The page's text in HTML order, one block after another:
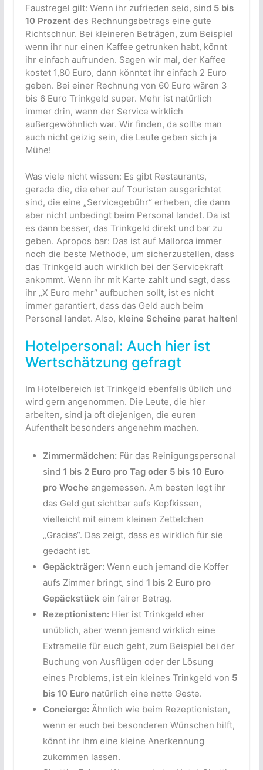
Faustregel gilt: Wenn ihr zufrieden seid, sind 5 bis
10 Prozent des Rechnungsbetrags eine gute
Richtschnur. Bei kleineren Beträgen, zum Beispiel
wenn ihr nur einen Kaffee getrunken habt, könnt
ihr einfach aufrunden. Sagen wir mal, der Kaffee
kostet 1,80 Euro, dann könntet ihr einfach 2 Euro
geben. Bei einer Rechnung von 60 Euro wären 3
bis 6 Euro Trinkgeld super. Mehr ist natürlich
immer drin, wenn der Service wirklich
außergewöhnlich war. Wir finden, da sollte man
auch nicht geizig sein, die Leute geben sich ja
Mühe!
Was viele nicht wissen: Es gibt Restaurants,
gerade die, die eher auf Touristen ausgerichtet
sind, die eine „Servicegebühr“ erheben, die dann
aber nicht unbedingt beim Personal landet. Da ist
es dann besser, das Trinkgeld direkt und bar zu
geben. Apropos bar: Das ist auf Mallorca immer
noch die beste Methode, um sicherzustellen, dass
das Trinkgeld auch wirklich bei der Servicekraft
ankommt. Wenn ihr mit Karte zahlt und sagt, dass
ihr „X Euro mehr“ aufbuchen sollt, ist es nicht
immer garantiert, dass das Geld auch beim
Personal landet. Also, kleine Scheine parat halten!
Hotelpersonal: Auch hier ist
Wertschätzung gefragt
Im Hotelbereich ist Trinkgeld ebenfalls üblich und
wird gern angenommen. Die Leute, die hier
arbeiten, sind ja oft diejenigen, die euren
Aufenthalt besonders angenehm machen.
Zimmermädchen: Für das Reinigungspersonal
sind 1 bis 2 Euro pro Tag oder 5 bis 10 Euro
pro Woche angemessen. Am besten legt ihr
das Geld gut sichtbar aufs Kopfkissen,
vielleicht mit einem kleinen Zettelchen
„Gracias“. Das zeigt, dass es wirklich für sie
gedacht ist.
Gepäckträger: Wenn euch jemand die Koffer
aufs Zimmer bringt, sind 1 bis 2 Euro pro
Gepäckstück ein fairer Betrag.
Rezeptionisten: Hier ist Trinkgeld eher
unüblich, aber wenn jemand wirklich eine
Extrameile für euch geht, zum Beispiel bei der
Buchung von Ausflügen oder der Lösung
eines Problems, ist ein kleines Trinkgeld von 5
bis 10 Euronatürlich eine nette Geste.
Concierge: Ähnlich wie beim Rezeptionisten,
wenn er euch bei besonderen Wünschen hilft,
könnt ihr ihm eine kleine Anerkennung
zukommen lassen.